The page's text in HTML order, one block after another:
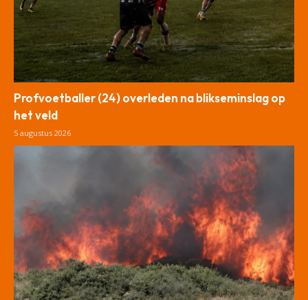
Profvoetballer (24) overleden na blikseminslag op
het veld
5 augustus 2026